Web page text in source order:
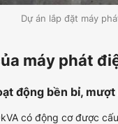
Dự án lắp đặt máy
máy phát
động bền bỉ,
có động cơ được